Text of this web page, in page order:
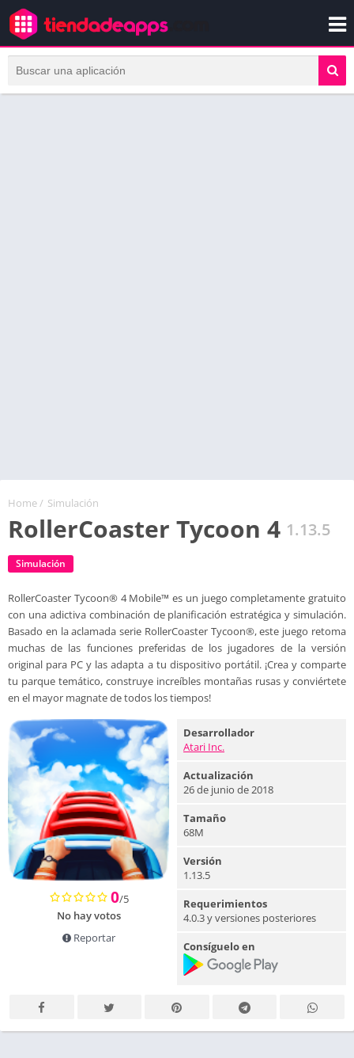
Home/ Simulación
RollerCoaster Tycoon 4 1.13.5
Simulación
RollerCoaster Tycoon® 4 Mobile™ es un juego completamente gratuito
con una adictiva combinación de planificación estratégica y simulación.
Basado en la aclamada serie RollerCoaster Tycoon®, este juego retoma
muchas de las funciones preferidas de los jugadores de la versión
original para PC y las adapta a tu dispositivo portátil. ¡Crea y comparte
tu parque temático, construye increíbles montañas rusas y conviértete
en el mayor magnate de todos los tiempos!
0/5
No hay votos
Reportar
Desarrollador
Atari Inc.
Actualización
26 de junio de 2018
Tamaño
68M
Versión
1.13.5
Requerimientos
4.0.3 y versiones posteriores
Consíguelo en